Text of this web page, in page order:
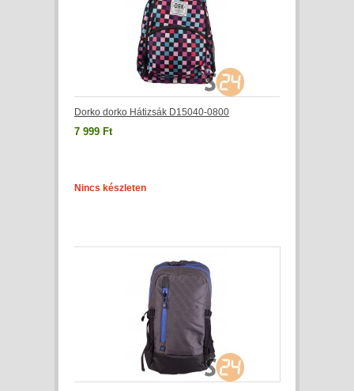
Dorko dorko Hátizsák D15040-0800
7 999 Ft
Nincs készleten